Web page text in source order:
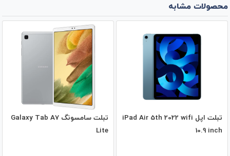
محصولات مشابه
تبلت اپل iPad Air 5th 2022 wifi
10.9 inch
تبلت سامسونگ Galaxy Tab A7
Lite